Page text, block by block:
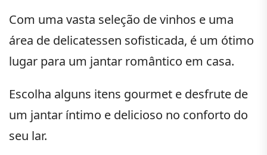
Com uma vasta seleção de vinhos e uma
área de delicatessen sofisticada, é um ótimo
lugar para um jantar romântico em casa.
Escolha alguns itens gourmet e desfrute de
um jantar íntimo e delicioso no conforto do
seu lar.